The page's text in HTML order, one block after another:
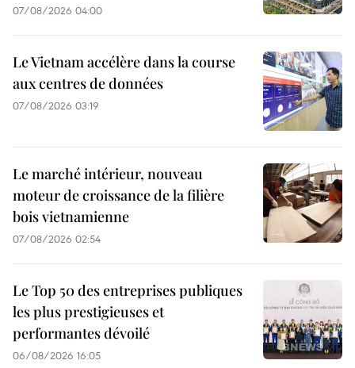
07/08/2026 04:00
Le Vietnam accélère dans la course
aux centres de données
07/08/2026 03:19
Le marché intérieur, nouveau
moteur de croissance de la filière
bois vietnamienne
07/08/2026 02:54
Le Top 50 des entreprises publiques
les plus prestigieuses et
performantes dévoilé
06/08/2026 16:05